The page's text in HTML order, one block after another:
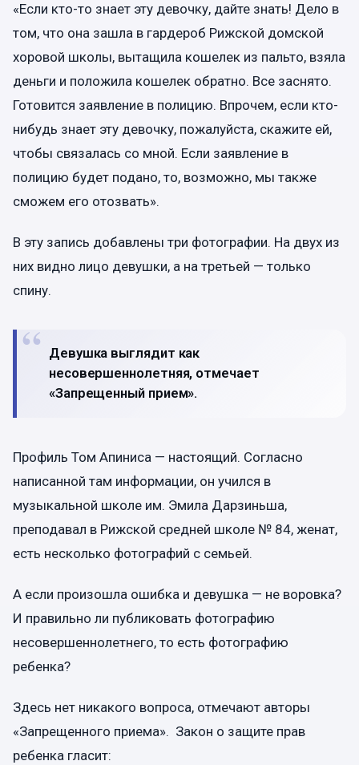
«Если кто-то знает эту девочку, дайте знать! Дело в
том, что она зашла в гардероб Рижской домской
хоровой школы, вытащила кошелек из пальто, взяла
деньги и положила кошелек обратно. Все заснято.
Готовится заявление в полицию. Впрочем, если кто-
нибудь знает эту девочку, пожалуйста, скажите ей,
чтобы связалась со мной. Если заявление в
полицию будет подано, то, возможно, мы также
сможем его отозвать».
В эту запись добавлены три фотографии. На двух из
них видно лицо девушки, а на третьей — только
спину.
Девушка выглядит как
несовершеннолетняя, отмечает
«Запрещенный прием».
Профиль Том Апиниса — настоящий. Согласно
написанной там информации, он учился в
музыкальной школе им. Эмила Дарзиньша,
преподавал в Рижской средней школе № 84, женат,
есть несколько фотографий с семьей.
А если произошла ошибка и девушка — не воровка?
И правильно ли публиковать фотографию
несовершеннолетнего, то есть фотографию
ребенка?
Здесь нет никакого вопроса, отмечают авторы
«Запрещенного приема». Закон о защите прав
ребенка гласит: